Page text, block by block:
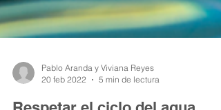
20 feb 2022
5 min de lectura